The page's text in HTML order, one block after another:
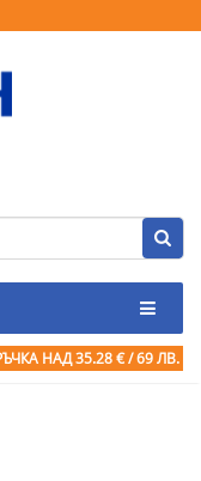
НАД 35.28 € / 69 ЛВ.